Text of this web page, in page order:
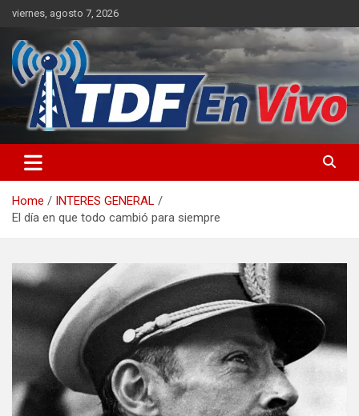
Skip
content
viernes, agosto 7, 2026
Home
INTERES GENERAL
El día en que todo cambió para siempre